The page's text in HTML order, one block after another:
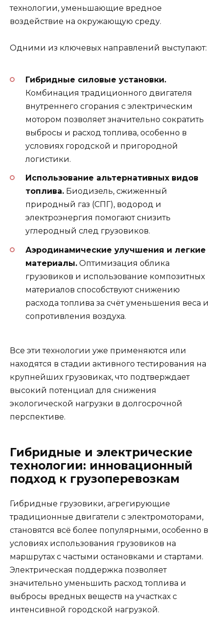
технологии, уменьшающие вредное
воздействие на окружающую среду.
Одними из ключевых направлений выступают:
Гибридные силовые установки.
Комбинация традиционного двигателя
внутреннего сгорания с электрическим
мотором позволяет значительно сократить
выбросы и расход топлива, особенно в
условиях городской и пригородной
логистики.
Использование альтернативных видов
топлива. Биодизель, сжиженный
природный газ (СПГ), водород и
электроэнергия помогают снизить
углеродный след грузовиков.
Аэродинамические улучшения и легкие
материалы. Оптимизация облика
грузовиков и использование композитных
материалов способствуют снижению
расхода топлива за счёт уменьшения веса и
сопротивления воздуха.
Все эти технологии уже применяются или
находятся в стадии активного тестирования на
крупнейших грузовиках, что подтверждает
высокий потенциал для снижения
экологической нагрузки в долгосрочной
перспективе.
Гибридные и электрические
технологии: инновационный
подход к грузоперевозкам
Гибридные грузовики, агрегирующие
традиционные двигатели с электромоторами,
становятся всё более популярными, особенно в
условиях использования грузовиков на
маршрутах с частыми остановками и стартами.
Электрическая поддержка позволяет
значительно уменьшить расход топлива и
выбросы вредных веществ на участках с
интенсивной городской нагрузкой.